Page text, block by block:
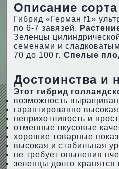
Описание сорта
Гибрид «Герман f1»
по 6-7 завязей.
Зеленцы
семенами и
70 до 100 г.Спелые
Достоинства и
Этот гибрид
возможность
гарантированно
неприхотливость и
отменные вкусовые
хорошие товарные
высокая и стабильная
не требует опыления
зеленцы долго хранятся